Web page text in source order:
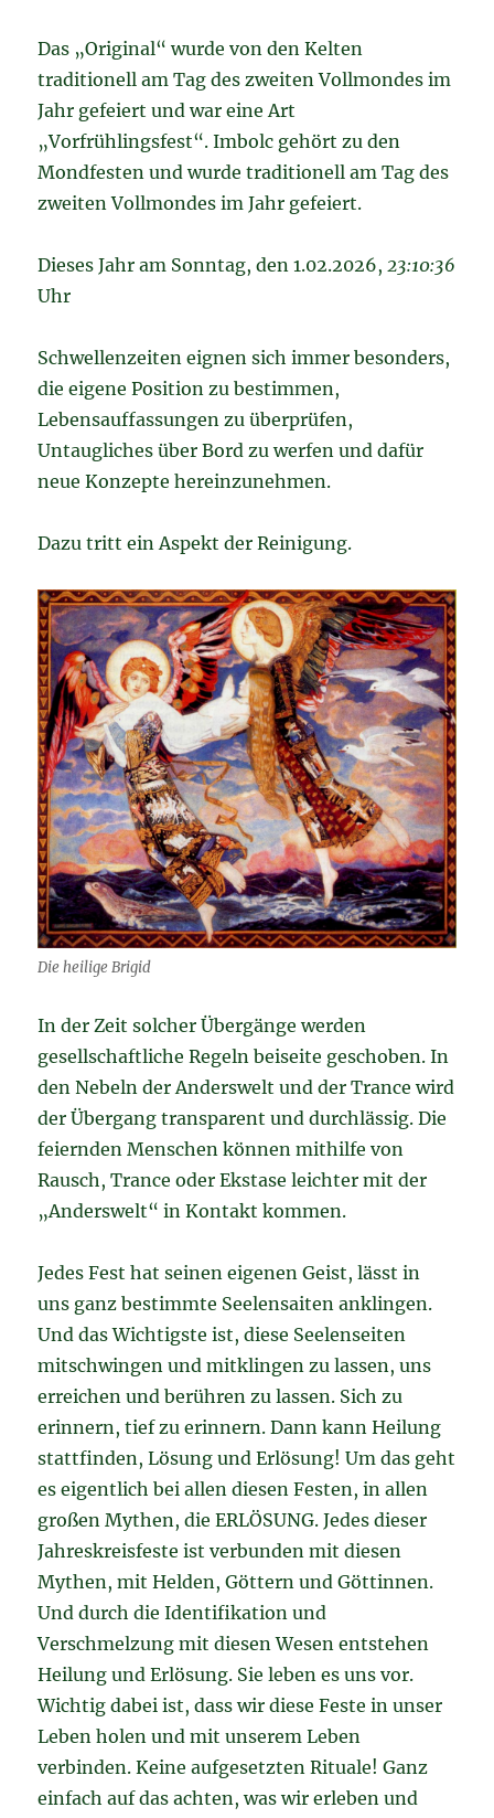
Das „Original“ wurde von den Kelten
traditionell am Tag des zweiten Vollmondes im
Jahr gefeiert und war eine Art
„Vorfrühlingsfest“. Imbolc gehört zu den
Mondfesten und wurde traditionell am Tag des
zweiten Vollmondes im Jahr gefeiert.
Dieses Jahr am Sonntag, den 1.02.2026,23:10:36
Uhr
Schwellenzeiten eignen sich immer besonders,
die eigene Position zu bestimmen,
Lebensauffassungen zu überprüfen,
Untaugliches über Bord zu werfen und dafür
neue Konzepte hereinzunehmen.
Dazu tritt ein Aspekt der Reinigung.
Die heilige Brigid
In der Zeit solcher Übergänge werden
gesellschaftliche Regeln beiseite geschoben. In
den Nebeln der Anderswelt und der Trance wird
der Übergang transparent und durchlässig. Die
feiernden Menschen können mithilfe von
Rausch, Trance oder Ekstase leichter mit der
„Anderswelt“ in Kontakt kommen.
Jedes Fest hat seinen eigenen Geist, lässt in
uns ganz bestimmte Seelensaiten anklingen.
Und das Wichtigste ist, diese Seelenseiten
mitschwingen und mitklingen zu lassen, uns
erreichen und berühren zu lassen. Sich zu
erinnern, tief zu erinnern. Dann kann Heilung
stattfinden, Lösung und Erlösung! Um das geht
es eigentlich bei allen diesen Festen, in allen
großen Mythen, die ERLÖSUNG. Jedes dieser
Jahreskreisfeste ist verbunden mit diesen
Mythen, mit Helden, Göttern und Göttinnen.
Und durch die Identifikation und
Verschmelzung mit diesen Wesen entstehen
Heilung und Erlösung. Sie leben es uns vor.
Wichtig dabei ist, dass wir diese Feste in unser
Leben holen und mit unserem Leben
verbinden. Keine aufgesetzten Rituale! Ganz
einfach auf das achten, was wir erleben und